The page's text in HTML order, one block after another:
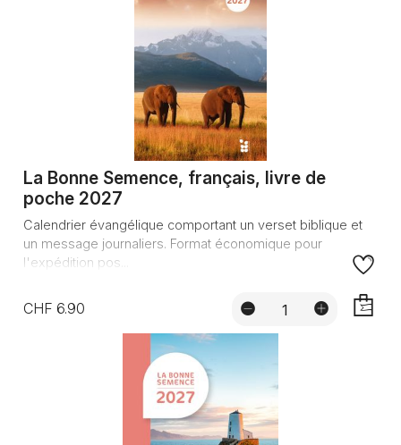
La Bonne Semence, français, livre de
poche 2027
Calendrier évangélique comportant un verset biblique et
un message journaliers. Format économique pour
l'expédition pos...
CHF 6.90